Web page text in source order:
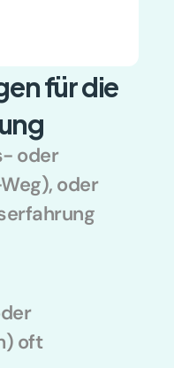
für die
oder
oder
oft